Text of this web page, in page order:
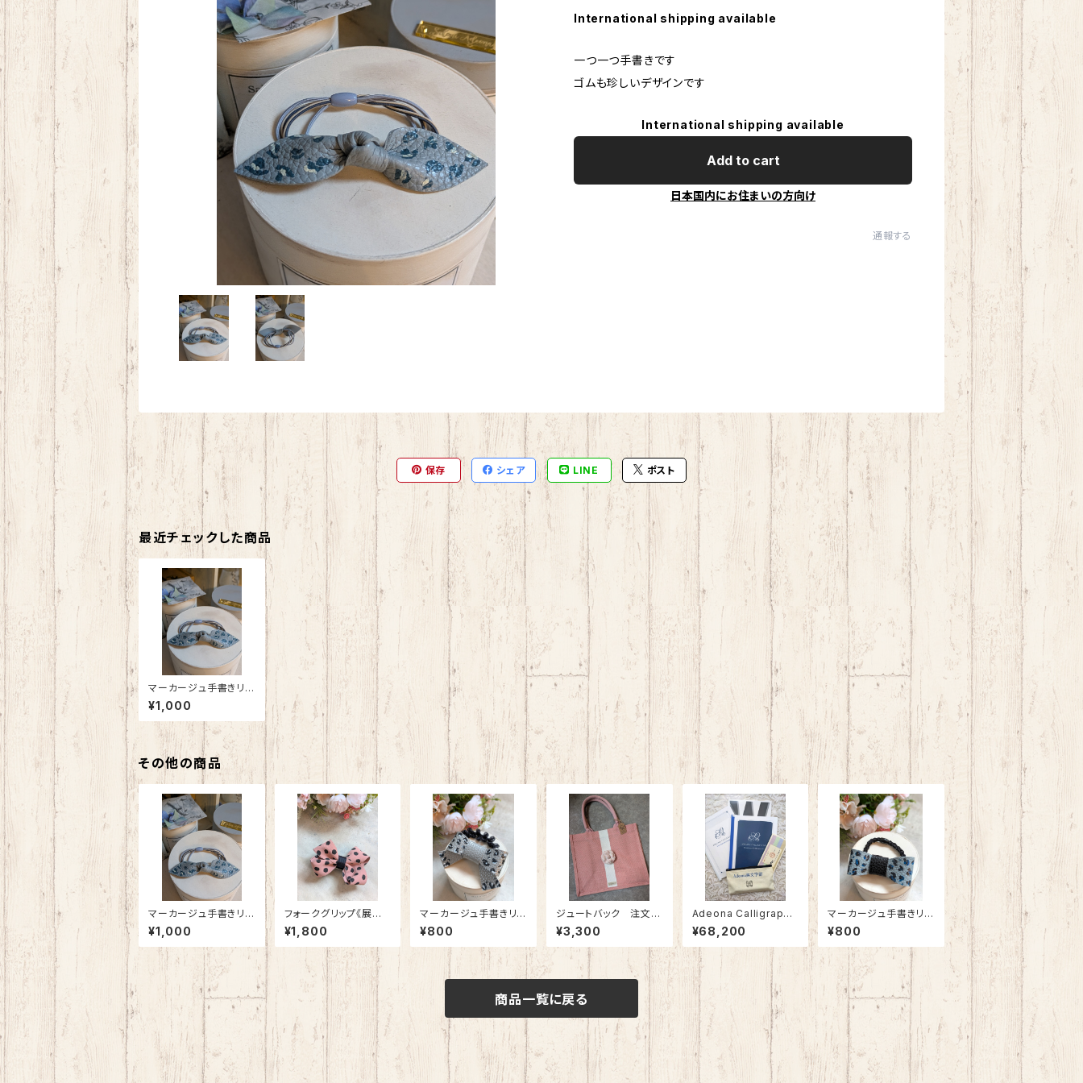
International shipping available
一つ一つ手書きです
ゴムも珍しいデザインです
International shipping available
Add to cart
日本国内にお住まいの方向け
通報する
保存 シェア LINE ポスト
最近チェックした商品
マーカージュ手書きリ
ボン
¥1,000
その他の商品
マーカージュ手書きリ
ボン
¥1,000
フォークグリップ《展示
品》
¥1,800
マーカージュ手書きリ
ボン
¥800
ジュートバック 注文後
イニシャル入れ 特別
価格
¥3,300
Adeona Calligraphy
中級コース 《2025/4
月後半スタート》
¥68,200
マーカージュ手書きリ
ボン
¥800
商品一覧に戻る